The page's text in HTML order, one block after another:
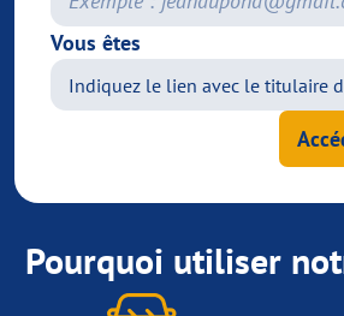
Vous êtes
Pourquoi utiliser